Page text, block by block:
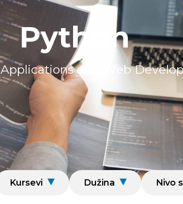
Python
Applications and Web
Kursevi Dužina Nivo